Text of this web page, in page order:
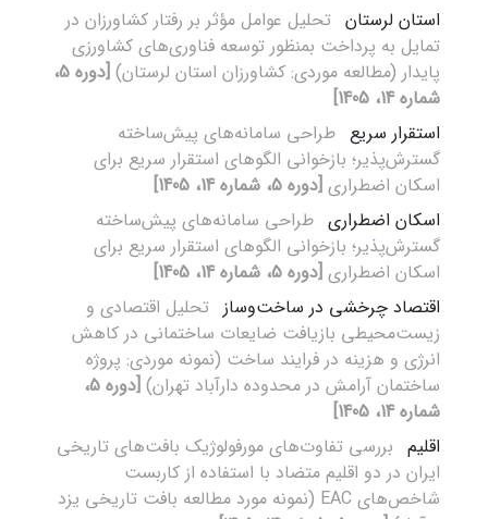
استان لرستان تحلیل عوامل مؤثر بر رفتار کشاورزان در
تمایل به پرداخت بمنظور توسعه فناوری‌های کشاورزی
پایدار (مطالعه موردی: کشاورزان استان لرستان)
[دوره 5،
شماره 14، 1405]
استقرار سریع طراحی سامانه‌های پیش‌ساخته
گسترش‌پذیر؛ بازخوانی الگوهای استقرار سریع برای
اسکان اضطراری [دوره 5، شماره 14، 1405]
اسکان اضطراری طراحی سامانه‌های پیش‌ساخته
گسترش‌پذیر؛ بازخوانی الگوهای استقرار سریع برای
اسکان اضطراری [دوره 5، شماره 14، 1405]
اقتصاد چرخشی در ساخت‌وساز تحلیل اقتصادی و
زیست‌محیطی بازیافت ضایعات ساختمانی در کاهش
انرژی و هزینه در فرایند ساخت (نمونه موردی: پروژه
ساختمان آرامش در محدوده دارآباد تهران)
[دوره 5،
شماره 14، 1405]
اقلیم بررسی تفاوت‌های مورفولوژیک بافت‌های تاریخی
ایران در دو اقلیم متضاد با استفاده از کاربست
شاخص‌های EAC (نمونه مورد مطالعه بافت تاریخی یزد